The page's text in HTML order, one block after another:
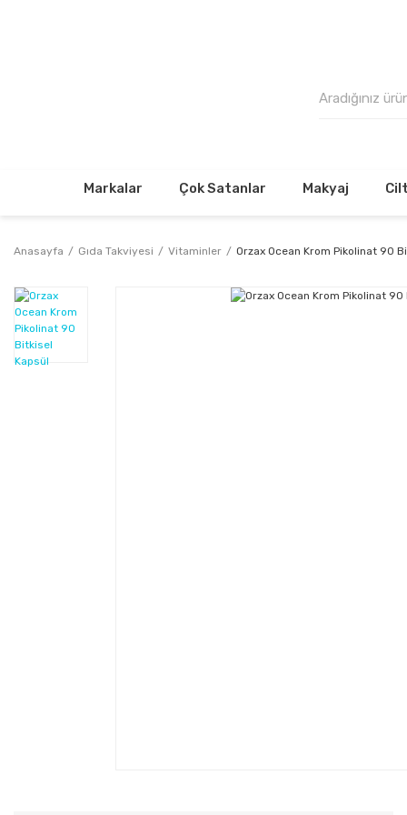
Markalar Çok Satanlar Makyaj
Anasayfa Gıda Takviyesi Vitaminler Orzax Ocean Krom Pikolinat 90